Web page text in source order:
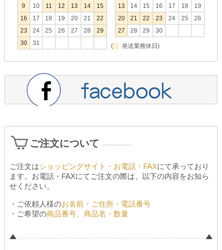
9
10 11 12 13 14
15
16
17 18 19 20 21
22
23
24 25 26 27 28
29
30
31
13
14 15 16 17 18
19
20
21 22 23 24 25
26
27
28 29 30
( 発送業務休日)
ご注文について ------------
ご注文はショッピングサイト・お電話・FAXにて承っており
ます。お電話・FAXにてご注文の際は、以下の内容をお知ら
せください。
・ご依頼人様のお名前・ご住所・電話番号
・ご希望の商品番号、商品名・数量